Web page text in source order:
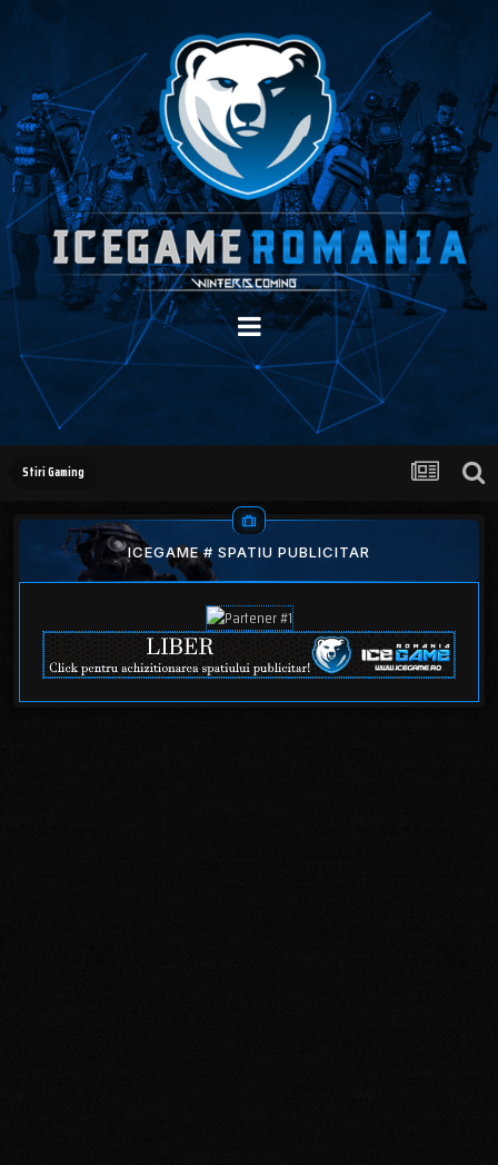
Stiri Gaming
ICEGAME # SPATIU PUBLICITAR